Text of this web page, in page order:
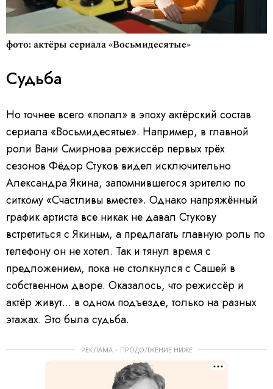
фото: актёры сериала «Восьмидесятые»
Судьба
Но точнее всего «попал» в эпоху актёрский состав
сериала «Восьмидесятые». Например, в главной
роли Вани Смирнова режиссёр первых трёх
сезонов Фёдор Стуков видел исключительно
Александра Якина, запомнившегося зрителю по
ситкому «Счастливы вместе». Однако напряжённый
график артиста все никак не давал Стукову
встретиться с Якиным, а предлагать главную роль по
телефону он не хотел. Так и тянул время с
предложением, пока не столкнулся с Сашей в
собственном дворе. Оказалось, что режиссёр и
актёр живут... в одном подъезде, только на разных
этажах. Это была судьба.
РЕКЛАМА – ПРОДОЛЖЕНИЕ НИЖЕ